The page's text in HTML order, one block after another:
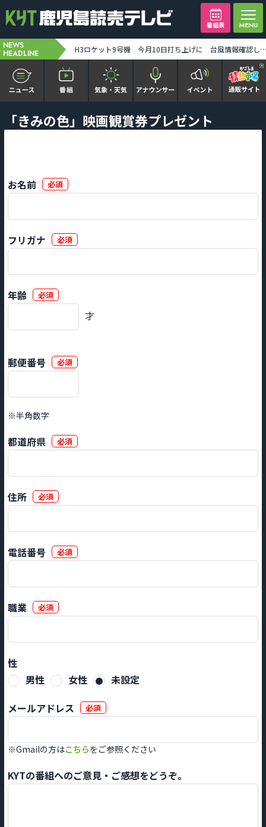
番組表
NEWS
HEADLINE 【ミッフィー】1万人突破記念セレモニー「ディック・ブルーナに学ぶモダン・アート」8月末まで [2026-08-07 19:31:00] H3ロケット9号機 今月10日打ち上げに 台風情報確認しながら最終判断 みちびき7号機搭載 [2026-08-07 19:32:00]
かごピタ FAMILIAR
かごしまソロ活
番組表を見る
「きみの色」映画観賞券プレゼント
お名前 必須
フリガナ 必須
年齢 必須
才
郵便番号 必須
※半角数字
都道府県 必須
住所 必須
電話番号 必須
職業 必須
性
男性
女性
未設定
メールアドレス
必須
※Gmailの方はこちらをご参照ください
KYTの番組へのご意見・ご感想をどうぞ。